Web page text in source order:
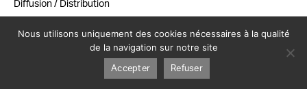
Diffusion / Distribution
Mentions légales
Nous utilisons uniquement des cookies nécessaires à la qualité
de la navigation sur notre site
Accepter Refuser